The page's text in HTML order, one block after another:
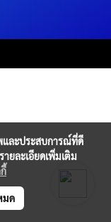
และประสบการณ์ที่ดี
ยละเอียดเพิ่มเติม
มด